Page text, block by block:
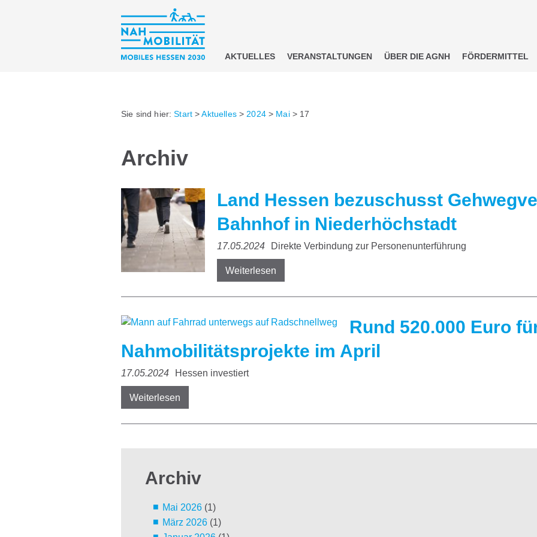
AKTUELLES VERANSTALTUNGEN ÜBER DIE AGNH FÖRDERMITTEL
Sie sind hier:Start >Aktuelles> 2024> Mai> 17
Archiv
Land Hessen bezuschusst
Bahnhof in Niederhöchstadt
17.05.2024 Direkte Verbindung zur Personenunterführung
Weiterlesen
Rund 520.000 Euro
Nahmobilitätsprojekte im April
17.05.2024 Hessen investiert
Weiterlesen
Archiv
Mai 2026(1)
März 2026(1)